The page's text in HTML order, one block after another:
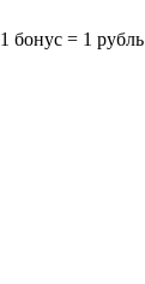
1 бонус = 1 рубль